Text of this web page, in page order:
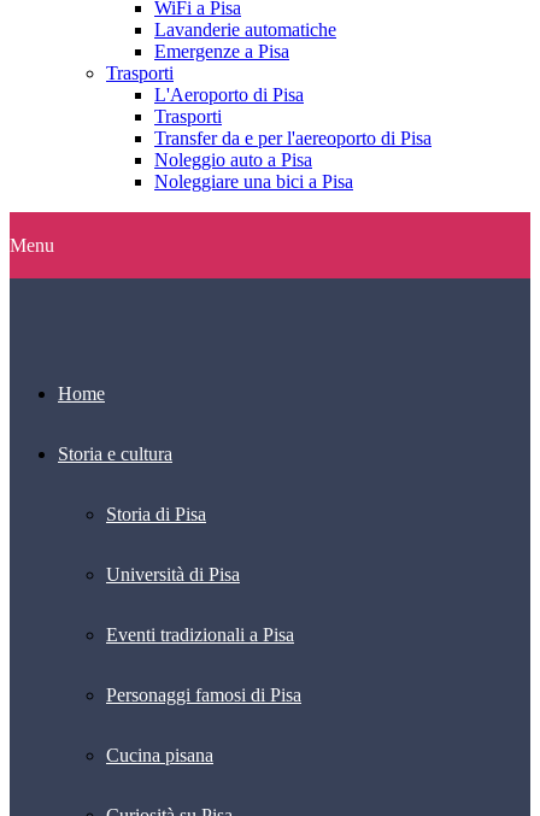
WiFi a Pisa
Lavanderie automatiche
Emergenze a Pisa
Trasporti
L'Aeroporto di Pisa
Trasporti
Transfer da e per l'aereoporto di Pisa
Noleggio auto a Pisa
Noleggiare una bici a Pisa
Menu
Home
Storia e cultura
Storia di Pisa
Università di Pisa
Eventi tradizionali a Pisa
Personaggi famosi di Pisa
Cucina pisana